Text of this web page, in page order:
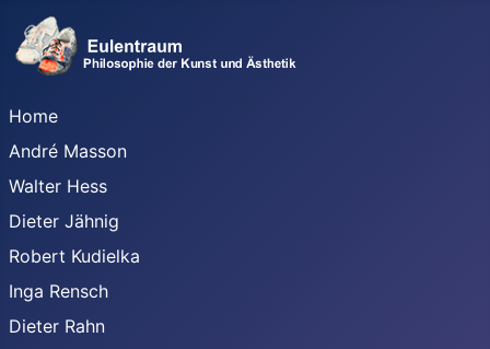
Home
André Masson
Walter Hess
Dieter Jähnig
Robert Kudielka
Inga Rensch
Dieter Rahn